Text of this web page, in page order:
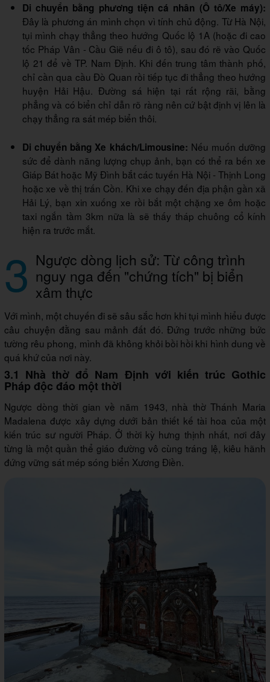
Di chuyển bằng phương tiện cá nhân (Ô tô/Xe máy):
Đây là phương án mình chọn vì tính chủ động. Từ Hà Nội,
tụi mình chạy thẳng theo hướng Quốc lộ 1A (hoặc đi cao
tốc Pháp Vân - Cầu Giẽ nếu đi ô tô), sau đó rẽ vào Quốc
lộ 21 để về TP. Nam Định. Khi đến trung tâm thành phố,
chỉ cần qua cầu Đò Quan rồi tiếp tục đi thẳng theo hướng
huyện Hải Hậu. Đường sá hiện tại rất rộng rãi, bằng
phẳng và có biển chỉ dẫn rõ ràng nên cứ bật định vị lên là
chạy thẳng ra sát mép biển thôi.
Di chuyển bằng Xe khách/Limousine: Nếu muốn dưỡng
sức để dành năng lượng chụp ảnh, bạn có thể ra bến xe
Giáp Bát hoặc Mỹ Đình bắt các tuyến Hà Nội - Thịnh Long
hoặc xe về thị trấn Cồn. Khi xe chạy đến địa phận gần xã
Hải Lý, bạn xin xuống xe rồi bắt một chặng xe ôm hoặc
taxi ngắn tầm 3km nữa là sẽ thấy tháp chuông cổ kính
hiện ra trước mắt.
3 Ngược dòng lịch sử: Từ công trình
nguy nga đến "chứng tích" bị biển
xâm thực
Với mình, một chuyến đi sẽ sâu sắc hơn khi tụi mình hiểu được
câu chuyện đằng sau mảnh đất đó. Đứng trước những bức
tường rêu phong, mình đã không khỏi bồi hồi khi hình dung về
quá khứ của nơi này.
3.1 Nhà thờ đổ Nam Định với kiến trúc Gothic
Pháp độc đáo một thời
Ngược dòng thời gian về năm 1943, nhà thờ Thánh Maria
Madalena được xây dựng dưới bản thiết kế tài hoa của một
kiến trúc sư người Pháp. Ở thời kỳ hưng thịnh nhất, nơi đây
từng là một quần thể giáo đường vô cùng tráng lệ, kiêu hãnh
đứng vững sát mép sóng biển Xương Điền.